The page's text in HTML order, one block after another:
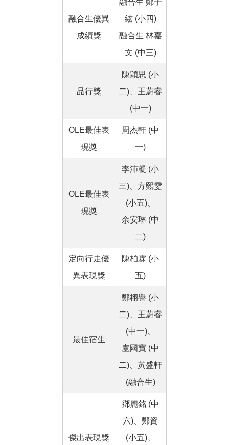
融合生優異
成績獎
融合生 鄭子
絃 (小四)
融合生 林嘉
文 (中三)
品行獎
陳穎思 (小
二)、王蔚睿
(中一)
OLE最佳表
現獎
周杰軒 (中
一)
OLE最佳表
現獎
李沛凝 (小
三)、方熙雯
(小五)、
余安琳 (中
二)
定向行走優
異表現獎
陳柏霖 (小
五)
最佳宿生
鄭栩譽 (小
二)、王蔚睿
(中一)、
盧國寶 (中
二)、黃盛軒
(融合生)
傑出表現獎
鄧麗銘 (中
六)、鄭資
(小五)、